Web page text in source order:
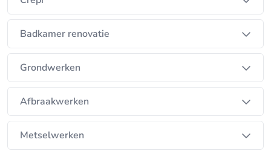
Badkamer renovatie
Grondwerken
Afbraakwerken
Metselwerken